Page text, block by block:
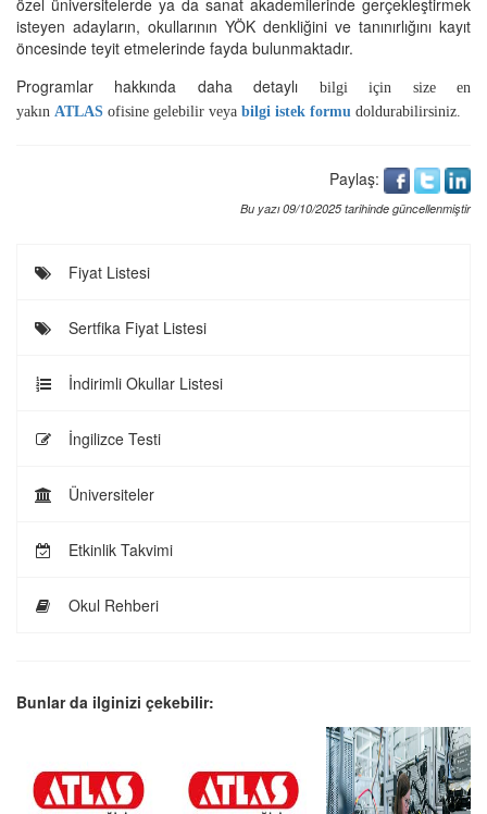
özel üniversitelerde ya da sanat akademilerinde gerçekleştirmek
isteyen adayların, okullarının YÖK denkliğini ve tanınırlığını kayıt
öncesinde teyit etmelerinde fayda bulunmaktadır.
Programlar hakkında daha detaylı
bilgi için size en
yakın ATLAS ofisine gelebilir veya bilgi istek formu doldurabilirsiniz.
Paylaş:
Bu yazı 09/10/2025 tarihinde güncellenmiştir
Fiyat Listesi
Sertfika Fiyat Listesi
İndirimli Okullar Listesi
İngilizce Testi
Üniversiteler
Etkinlik Takvimi
Okul Rehberi
Bunlar da ilginizi çekebilir: